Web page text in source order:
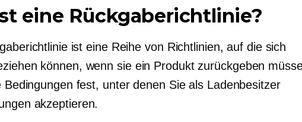
eine Rückgaberichtlinie?
ist eine Reihe von Richtlinien, auf die sich
können, wenn sie ein Produkt zurückgeben
Bedingungen fest, unter denen Sie als Ladenbesitzer
akzeptieren.